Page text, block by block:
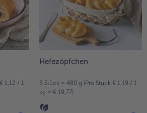
1,12 / 1
Hefezöpfchen
8 Stück = 480 g (Pro Stück € 1,19 / 1
kg = € 19,77)